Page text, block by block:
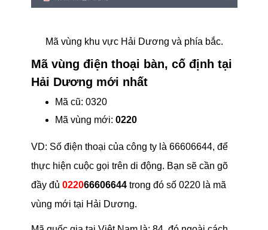
Mã vùng khu vực Hải Dương và phía bắc.
Mã vùng điện thoại bàn, cố định tại
Hải Dương mới nhất
Mã cũ: 0320
Mã vùng mới: 0220
VD: Số điện thoại của công ty là 66606644, để
thực hiện cuộc gọi trên di động. Bạn sẽ cần gõ
đầy đủ 022066606644 trong đó số 0220 là mã
vùng mới tại Hải Dương.